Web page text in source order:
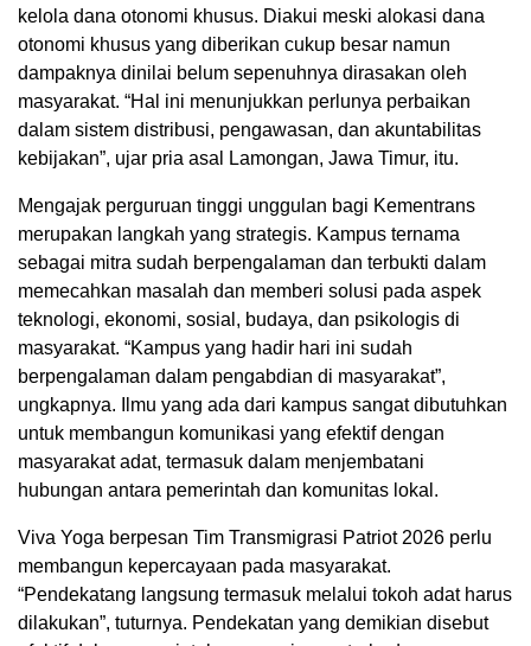
kelola dana otonomi khusus. Diakui meski alokasi dana
otonomi khusus yang diberikan cukup besar namun
dampaknya dinilai belum sepenuhnya dirasakan oleh
masyarakat. “Hal ini menunjukkan perlunya perbaikan
dalam sistem distribusi, pengawasan, dan akuntabilitas
kebijakan”, ujar pria asal Lamongan, Jawa Timur, itu.
Mengajak perguruan tinggi unggulan bagi Kementrans
merupakan langkah yang strategis. Kampus ternama
sebagai mitra sudah berpengalaman dan terbukti dalam
memecahkan masalah dan memberi solusi pada aspek
teknologi, ekonomi, sosial, budaya, dan psikologis di
masyarakat. “Kampus yang hadir hari ini sudah
berpengalaman dalam pengabdian di masyarakat”,
ungkapnya. Ilmu yang ada dari kampus sangat dibutuhkan
untuk membangun komunikasi yang efektif dengan
masyarakat adat, termasuk dalam menjembatani
hubungan antara pemerintah dan komunitas lokal.
Viva Yoga berpesan Tim Transmigrasi Patriot 2026 perlu
membangun kepercayaan pada masyarakat.
“Pendekatang langsung termasuk melalui tokoh adat harus
dilakukan”, tuturnya. Pendekatan yang demikian disebut